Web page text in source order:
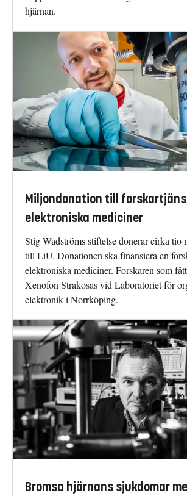
hjärnan.
Miljondonation till
elektroniska mediciner
Stig Wadströms stiftelse donerar cirka tio
till LiU. Donationen ska finansiera en
elektroniska mediciner. Forskaren som
Xenofon Strakosas vid Laboratoriet för
elektronik i Norrköping.
Bromsa hjärnans sjukdomar